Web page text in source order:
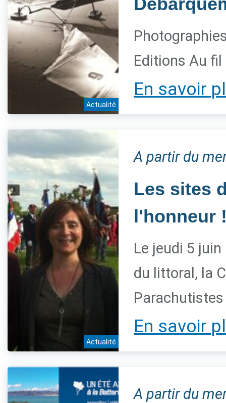
Actualité
Editions Au
En savoir
Actualité
A partir du
Les sites
l'honneur
Le jeudi 5
du littoral, la
En savoir
A partir du